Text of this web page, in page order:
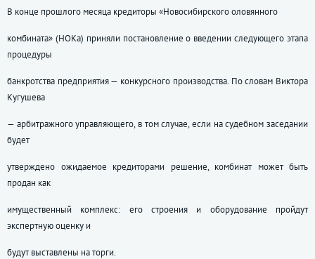
В конце прошлого месяца кредиторы «Новосибирского оловянного
комбината» (НОКа) приняли постановление о введении следующего этапа
процедуры
банкротства предприятия — конкурсного производства. По словам Виктора
Кугушева
— арбитражного управляющего, в том случае, если на судебном заседании
будет
утверждено ожидаемое кредиторами решение, комбинат может быть
продан как
имущественный комплекс: его строения и оборудование пройдут
экспертную оценку и
будут выставлены на торги.